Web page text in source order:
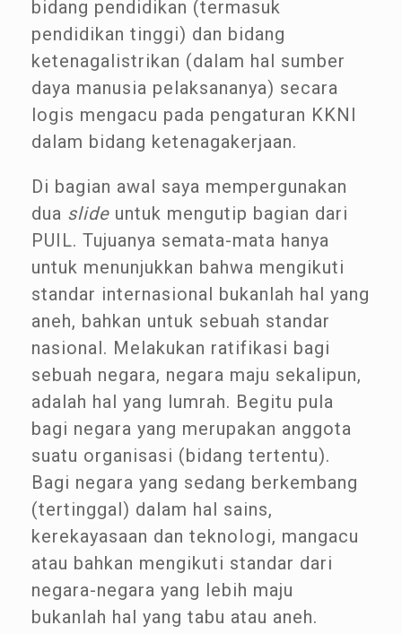
bidang pendidikan (termasuk
pendidikan tinggi) dan bidang
ketenagalistrikan (dalam hal sumber
daya manusia pelaksananya) secara
logis mengacu pada pengaturan KKNI
dalam bidang ketenagakerjaan.
Di bagian awal saya mempergunakan
dua slide untuk mengutip bagian dari
PUIL. Tujuanya semata-mata hanya
untuk menunjukkan bahwa mengikuti
standar internasional bukanlah hal yang
aneh, bahkan untuk sebuah standar
nasional. Melakukan ratifikasi bagi
sebuah negara, negara maju sekalipun,
adalah hal yang lumrah. Begitu pula
bagi negara yang merupakan anggota
suatu organisasi (bidang tertentu).
Bagi negara yang sedang berkembang
(tertinggal) dalam hal sains,
kerekayasaan dan teknologi, mangacu
atau bahkan mengikuti standar dari
negara-negara yang lebih maju
bukanlah hal yang tabu atau aneh.